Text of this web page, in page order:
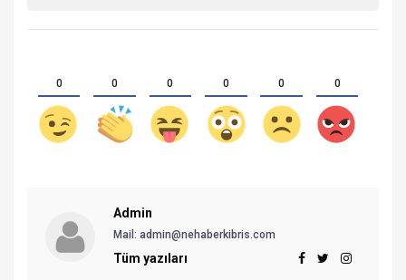
0 0 0 0 0 0
Admin
Mail: admin@nehaberkibris.com
Tüm yazıları